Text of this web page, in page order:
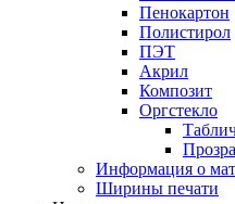
Пенокартон
Полистирол
ПЭТ
Акрил
Композит
Оргстекло
Информация о
Ширины печати